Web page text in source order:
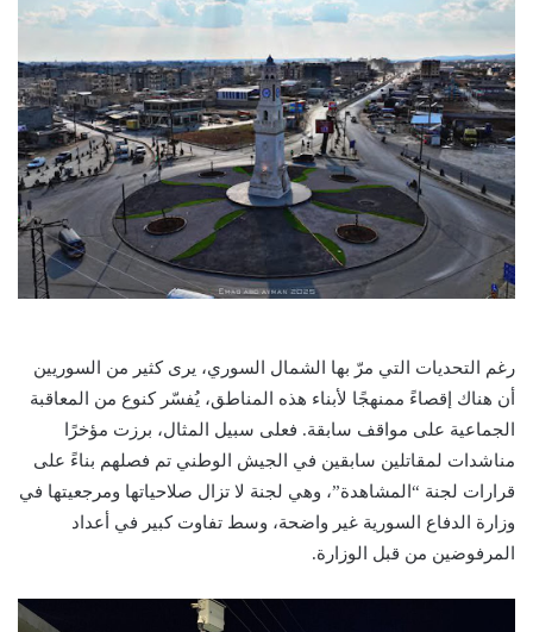
رغم التحديات التي مرّ بها الشمال السوري، يرى كثير من السوريين
أن هناك إقصاءً ممنهجًا لأبناء هذه المناطق، يُفسّر كنوع من المعاقبة
الجماعية على مواقف سابقة. فعلى سبيل المثال، برزت مؤخرًا
مناشدات لمقاتلين سابقين في الجيش الوطني تم فصلهم بناءً على
قرارات لجنة “المشاهدة”، وهي لجنة لا تزال صلاحياتها ومرجعيتها في
وزارة الدفاع السورية غير واضحة، وسط تفاوت كبير في أعداد
المرفوضين من قبل الوزارة.